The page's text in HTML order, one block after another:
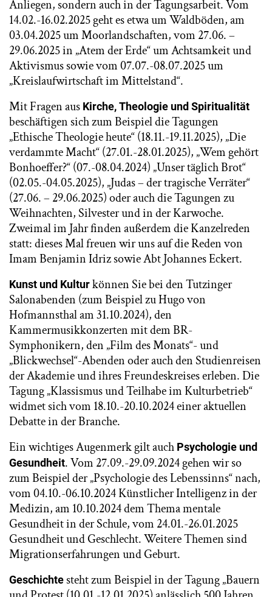
Anliegen, sondern auch in der Tagungsarbeit. Vom
14.02.-16.02.2025 geht es etwa um Waldböden, am
03.04.2025 um Moorlandschaften, vom 27.06. –
29.06.2025 in „Atem der Erde“ um Achtsamkeit und
Aktivismus sowie vom 07.07.-08.07.2025 um
„Kreislaufwirtschaft im Mittelstand“.
Mit Fragen aus Kirche,Theologie und Spiritualität
beschäftigen sich zum Beispiel die Tagungen
„Ethische Theologie heute“ (18.11.-19.11.2025), „Die
verdammte Macht“ (27.01.-28.01.2025), „Wem gehört
Bonhoeffer?“ (07.-08.04.2024) „Unser täglich Brot“
(02.05.-04.05.2025), „Judas – der tragische Verräter“
(27.06. – 29.06.2025) oder auch die Tagungen zu
Weihnachten, Silvester und in der Karwoche.
Zweimal im Jahr finden außerdem die Kanzelreden
statt: dieses Mal freuen wir uns auf die Reden von
Imam Benjamin Idriz sowie Abt Johannes Eckert.
Kunst und Kulturkönnen Sie bei den Tutzinger
Salonabenden (zum Beispiel zu Hugo von
Hofmannsthal am 31.10.2024), den
Kammermusikkonzerten mit dem BR-
Symphonikern, den „Film des Monats“- und
„Blickwechsel“-Abenden oder auch den Studienreisen
der Akademie und ihres Freundeskreises erleben. Die
Tagung „Klassismus und Teilhabe im Kulturbetrieb“
widmet sich vom 18.10.-20.10.2024 einer aktuellen
Debatte in der Branche.
Ein wichtiges Augenmerk gilt auch Psychologie und
Gesundheit. Vom 27.09.-29.09.2024 gehen wir so
zum Beispiel der „Psychologie des Lebenssinns“ nach,
vom 04.10.-06.10.2024 Künstlicher Intelligenz in der
Medizin, am 10.10.2024 dem Thema mentale
Gesundheit in der Schule, vom 24.01.-26.01.2025
Gesundheit und Geschlecht. Weitere Themen sind
Migrationserfahrungen und Geburt.
Geschichtesteht zum Beispiel in der Tagung „Bauern